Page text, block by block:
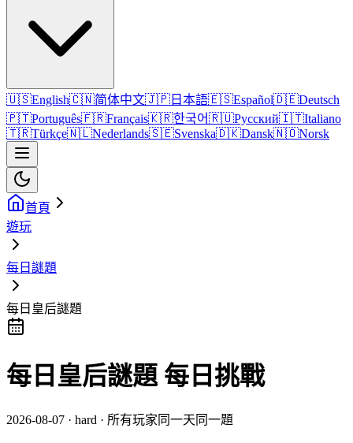
🇺🇸English🇨🇳简体中文🇯🇵 日本語🇪🇸Español🇩🇪Deutsch
🇵🇹Português🇫🇷Français🇰🇷한국어🇷🇺Русский🇮🇹Italiano
🇹🇷Türkçe🇳🇱Nederlands🇸🇪Svenska🇩🇰Dansk🇳🇴Norsk
首頁
遊玩
每日謎題
每日皇后謎題
每日皇后謎題 每日挑戰
2026-08-07 · hard · 所有玩家同一天同一題